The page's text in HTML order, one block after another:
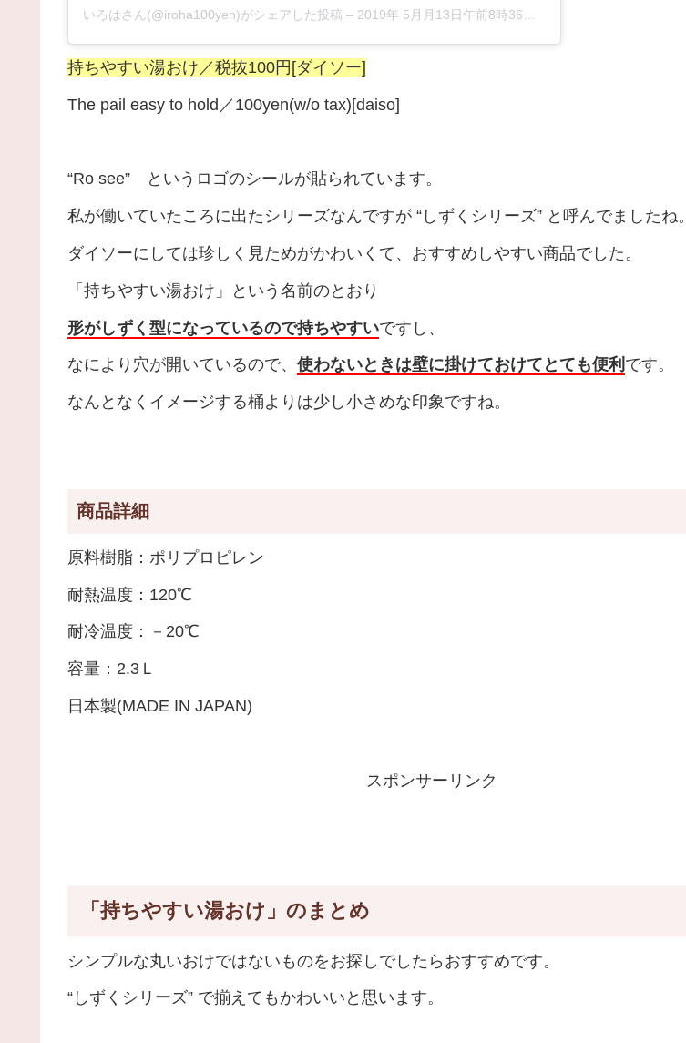
いろはさん(@iroha100yen)がシェアした投稿 – 2019年 5月月13日午前8時36分PDT
持ちやすい湯おけ／税抜100円[ダイソー]
The pail easy to hold／100yen(w/o tax)[daiso]
“Ro see” というロゴのシールが貼られています。
私が働いていたころに出たシリーズなんですが “しずくシリーズ” と呼んでましたね。
ダイソーにしては珍しく見ためがかわいくて、おすすめしやすい商品でした。
「持ちやすい湯おけ」という名前のとおり
形がしずく型になっているので持ちやすいですし、
なにより穴が開いているので、 使わないときは壁に掛けておけてとても便利 です。
なんとなくイメージする桶よりは少し小さめな印象ですね。
商品詳細
原料樹脂：ポリプロピレン
耐熱温度：120℃
耐冷温度：－20℃
容量：2.3Ｌ
日本製(MADE IN JAPAN)
スポンサーリンク
「持ちやすい湯おけ」のまとめ
シンプルな丸いおけではないものをお探しでしたらおすすめです。
“しずくシリーズ” で揃えてもかわいいと思います。